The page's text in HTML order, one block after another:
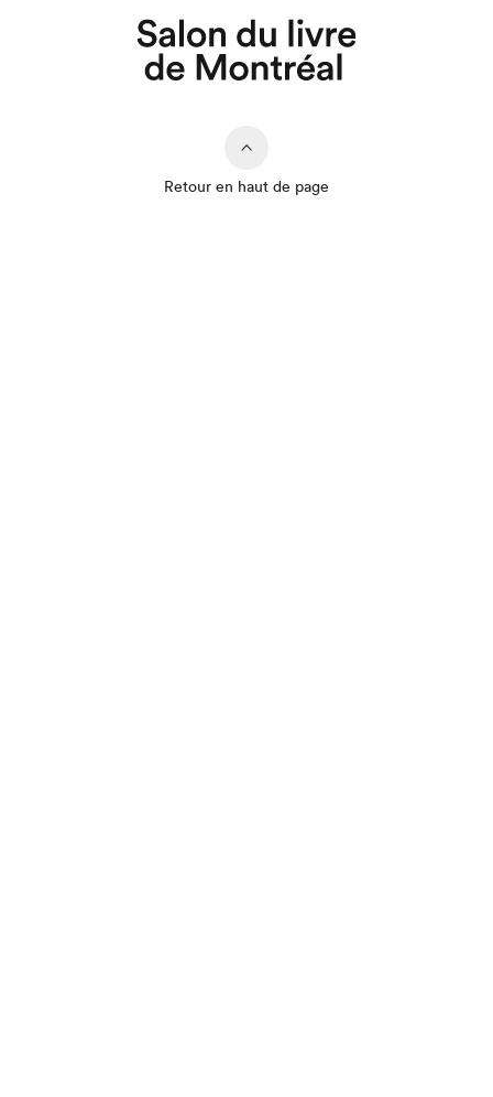
Retour en haut de page